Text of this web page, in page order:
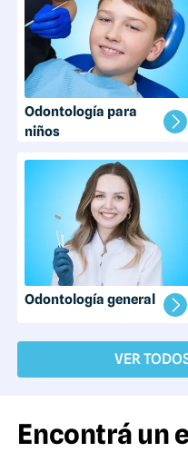
Odontología para
niños
Odontología general
VER
Encontrá un